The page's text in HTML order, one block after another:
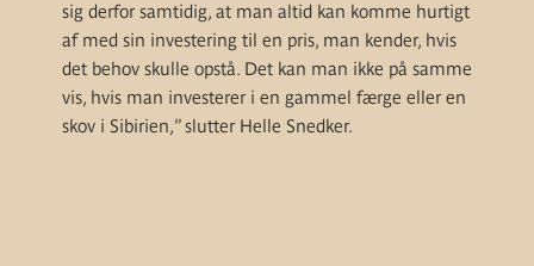
sig derfor samtidig, at man altid kan komme hurtigt
af med sin investering til en pris, man kender, hvis
det behov skulle opstå. Det kan man ikke på samme
vis, hvis man investerer i en gammel færge eller en
skov i Sibirien,” slutter Helle Snedker.